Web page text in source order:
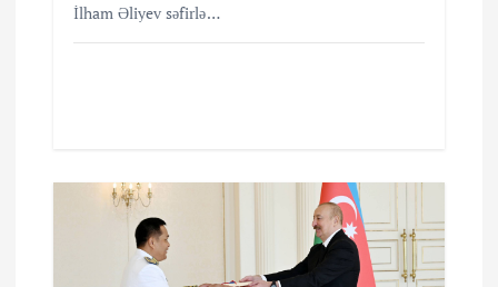
İlham Əliyev səfirlə…